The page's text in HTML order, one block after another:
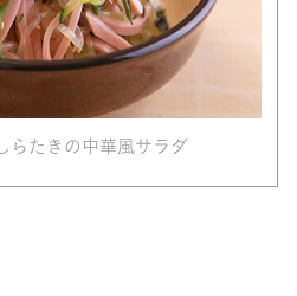
らたきの中華風サラダ